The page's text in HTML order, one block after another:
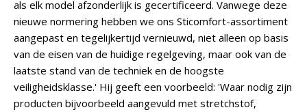
als elk model afzonderlijk is gecertificeerd. Vanwege deze
nieuwe normering hebben we ons Sticomfort-assortiment
aangepast en tegelijkertijd vernieuwd, niet alleen op basis
van de eisen van de huidige regelgeving, maar ook van de
laatste stand van de techniek en de hoogste
veiligheidsklasse.' Hij geeft een voorbeeld: 'Waar nodig zijn
producten bijvoorbeeld aangevuld met stretchstof,